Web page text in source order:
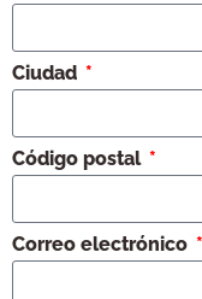
Ciudad
Código postal
Correo electrónico